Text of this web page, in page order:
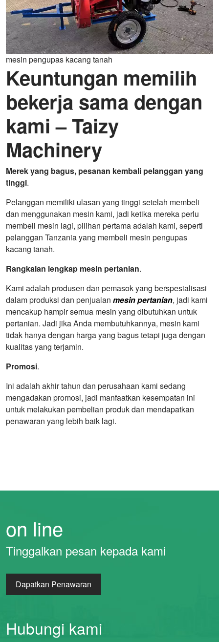
mesin pengupas kacang tanah
Keuntungan memilih
bekerja sama dengan
kami – Taizy
Machinery
Merek yang bagus, pesanan kembali pelanggan yang
tinggi.
Pelanggan memiliki ulasan yang tinggi setelah membeli
dan menggunakan mesin kami, jadi ketika mereka perlu
membeli mesin lagi, pilihan pertama adalah kami, seperti
pelanggan Tanzania yang membeli mesin pengupas
kacang tanah.
Rangkaian lengkap mesin pertanian.
Kami adalah produsen dan pemasok yang berspesialisasi
dalam produksi dan penjualan mesin pertanian, jadi kami
mencakup hampir semua mesin yang dibutuhkan untuk
pertanian. Jadi jika Anda membutuhkannya, mesin kami
tidak hanya dengan harga yang bagus tetapi juga dengan
kualitas yang terjamin.
Promosi.
Ini adalah akhir tahun dan perusahaan kami sedang
mengadakan promosi, jadi manfaatkan kesempatan ini
untuk melakukan pembelian produk dan mendapatkan
penawaran yang lebih baik lagi.
on line
Tinggalkan pesan kepada kami
Dapatkan Penawaran
Hubungi kami